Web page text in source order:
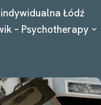
Łódź
– Psychotherapy